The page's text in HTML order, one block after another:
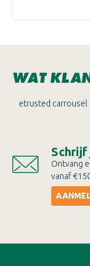
WAT
etrusted carrousel
Ontvang
vanaf